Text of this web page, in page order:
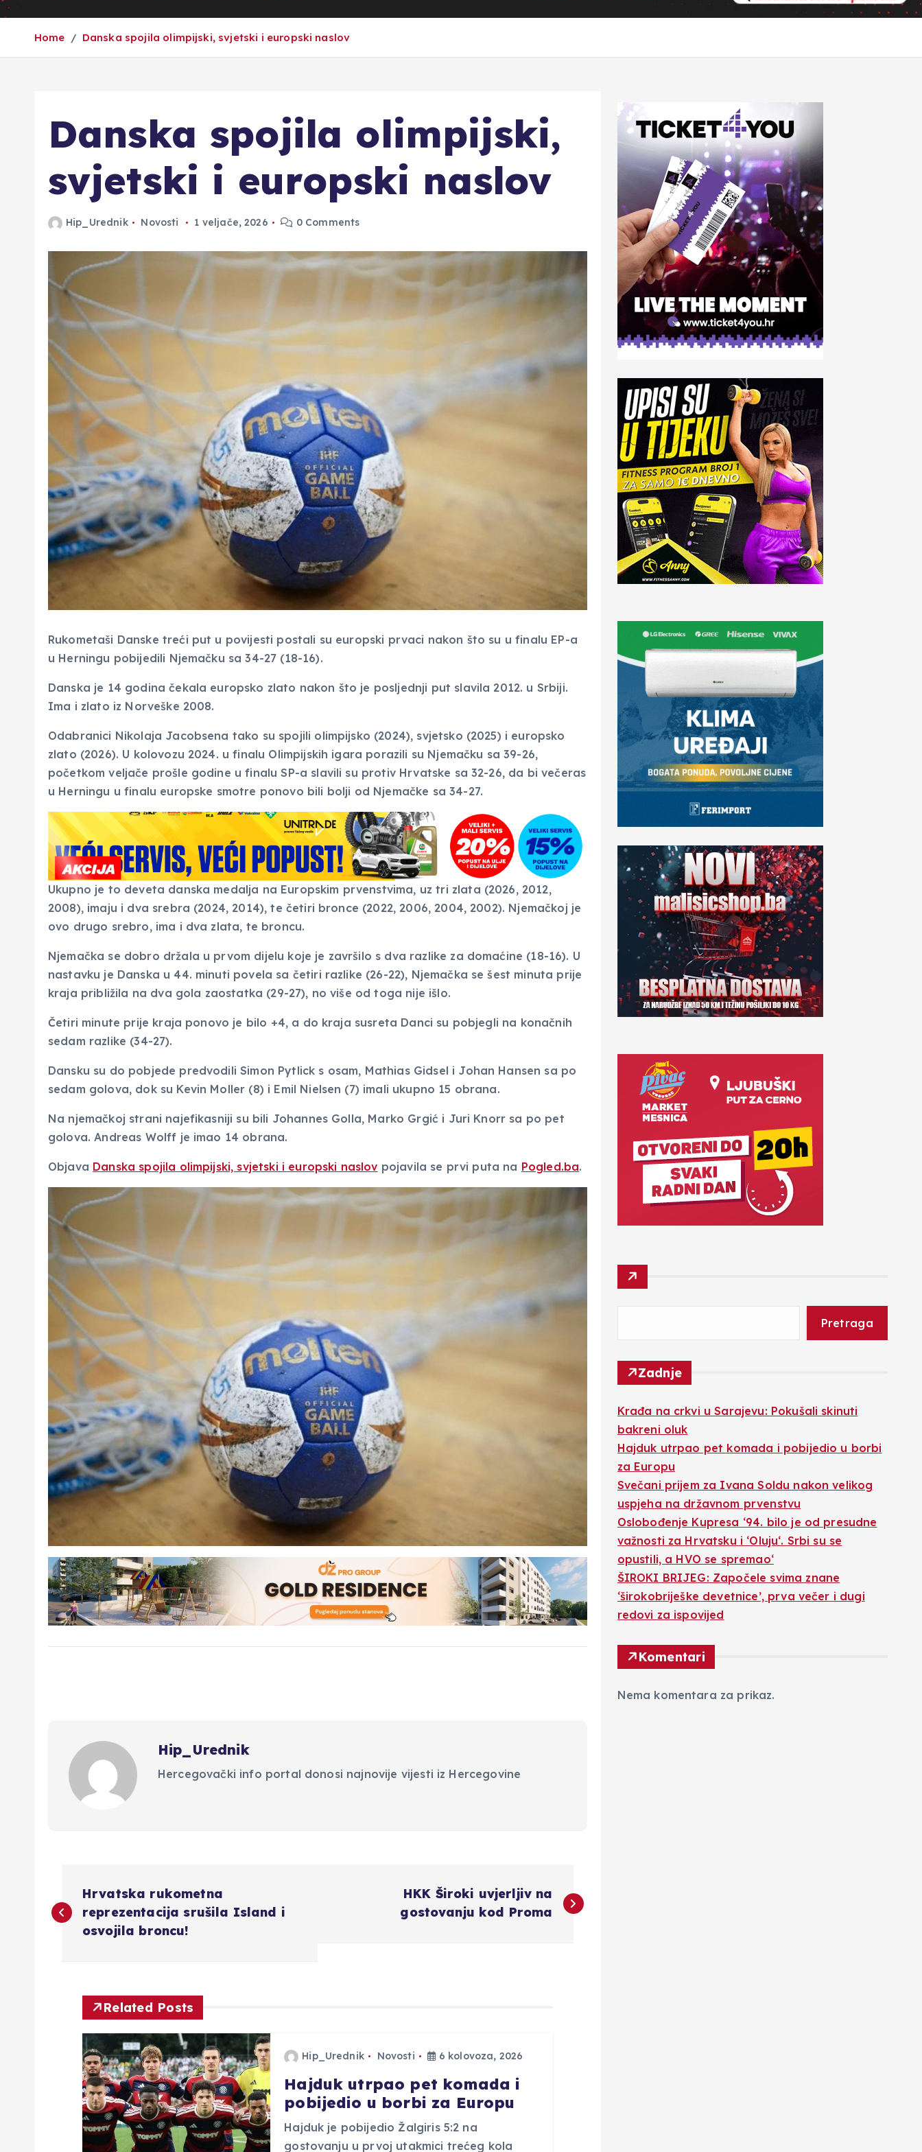
Home Danska spojila olimpijski, svjetski i europski naslov
Danska spojila olimpijski,
svjetski i europski naslov
Hip_Urednik Novosti 1 veljače, 2026 0 Comments
Rukometaši Danske treći put u povijesti postali su europski prvaci nakon što su u finalu EP-a
u Herningu pobijedili Njemačku sa 34-27 (18-16).
Danska je 14 godina čekala europsko zlato nakon što je posljednji put slavila 2012. u Srbiji.
Ima i zlato iz Norveške 2008.
Odabranici Nikolaja Jacobsena tako su spojili olimpijsko (2024), svjetsko (2025) i europsko
zlato (2026). U kolovozu 2024. u finalu Olimpijskih igara porazili su Njemačku sa 39-26,
početkom veljače prošle godine u finalu SP-a slavili su protiv Hrvatske sa 32-26, da bi večeras
u Herningu u finalu europske smotre ponovo bili bolji od Njemačke sa 34-27.
Ukupno je to deveta danska medalja na Europskim prvenstvima, uz tri zlata (2026, 2012,
2008), imaju i dva srebra (2024, 2014), te četiri bronce (2022, 2006, 2004, 2002). Njemačkoj je
ovo drugo srebro, ima i dva zlata, te broncu.
Njemačka se dobro držala u prvom dijelu koje je završilo s dva razlike za domaćine (18-16). U
nastavku je Danska u 44. minuti povela sa četiri razlike (26-22), Njemačka se šest minuta prije
kraja približila na dva gola zaostatka (29-27), no više od toga nije išlo.
Četiri minute prije kraja ponovo je bilo +4, a do kraja susreta Danci su pobjegli na konačnih
sedam razlike (34-27).
Dansku su do pobjede predvodili Simon Pytlick s osam, Mathias Gidsel i Johan Hansen sa po
sedam golova, dok su Kevin Moller (8) i Emil Nielsen (7) imali ukupno 15 obrana.
Na njemačkoj strani najefikasniji su bili Johannes Golla, Marko Grgić i Juri Knorr sa po pet
golova. Andreas Wolff je imao 14 obrana.
Objava Danska spojila olimpijski, svjetski i europski naslov pojavila se prvi puta na Pogled.ba.
Hip_Urednik
Hercegovački info portal donosi najnovije vijesti iz Hercegovine
a
Hrvatska rukometna
reprezentacija srušila Island i
osvojila broncu!
HKK Široki uvjerljiv na
gostovanju kod Proma
Related Posts
Hip_Urednik Novosti 6 kolovoza, 2026
Hajduk utrpao pet komada i
pobijedio u borbi za Europu
Hajduk je pobijedio Žalgiris 5:2 na
gostovanju u prvoj utakmici trećeg kola
Pretraga
Zadnje
Krađa na crkvi u Sarajevu: Pokušali skinuti
bakreni oluk
Hajduk utrpao pet komada i pobijedio u borbi
za Europu
Svečani prijem za Ivana Soldu nakon velikog
uspjeha na državnom prvenstvu
Oslobođenje Kupresa ‘94. bilo je od presudne
važnosti za Hrvatsku i ‘Oluju‘. Srbi su se
opustili, a HVO se spremao‘
ŠIROKI BRIJEG: Započele svima znane
‘širokobriješke devetnice’, prva večer i dugi
redovi za ispovijed
Komentari
Nema komentara za prikaz.